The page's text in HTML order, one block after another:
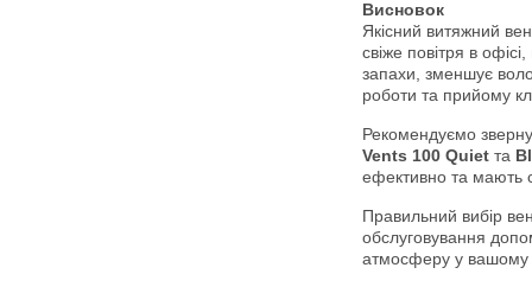
Висновок
Якісний витяжний
свіже повітря в
запахи, зменшує
роботи та прийому
Рекомендуємо
Vents 100 Quiet та
ефективно та мають
Правильний вибір
обслуговування
атмосферу у вашому